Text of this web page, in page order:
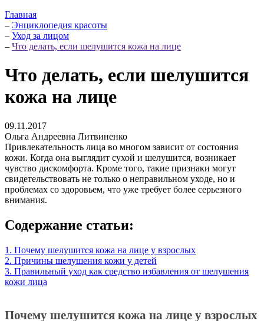
Главная
– Энциклопедия красоты
– Уход за лицом
– Что делать, если шелушится кожа на лице
Что делать, если шелушится
кожа на лице
09.11.2017
Ольга Андреевна Литвиненко
Привлекательность лица во многом зависит от состояния
кожи. Когда она выглядит сухой и шелушится, возникает
чувство дискомфорта. Кроме того, такие признаки могут
свидетельствовать не только о неправильном уходе, но и
проблемах со здоровьем, что уже требует более серьезного
внимания.
Содержание статьи:
1. Почему шелушится кожа на лице у взрослых
2. Причины шелушения кожи у детей
3. Правильный уход как средство избавления от шелушения
кожи лица
Почему шелушится кожа на лице у взрослых